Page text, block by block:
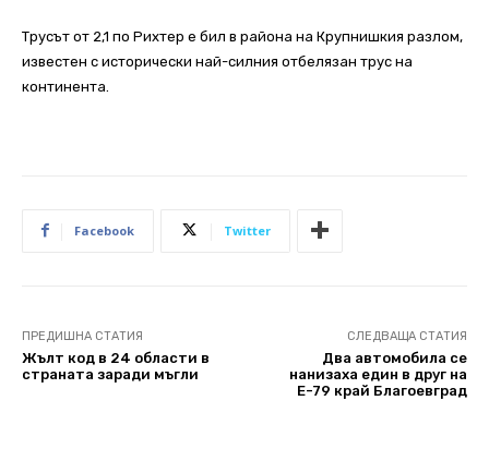
Трусът от 2,1 по Рихтер е бил в района на Крупнишкия разлом,
известен с исторически най-силния отбелязан трус на
континента.
Facebook Twitter
ПРЕДИШНА СТАТИЯ
Жълт код в 24 области в
страната заради мъгли
СЛЕДВАЩА СТАТИЯ
Два автомобила се
нанизаха един в друг на
Е-79 край Благоевград